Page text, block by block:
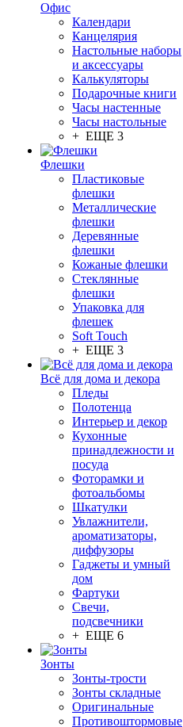
Офис
Календари
Канцелярия
Настольные наборы
и аксессуары
Калькуляторы
Подарочные книги
Часы настенные
Часы настольные
+ ЕЩЕ 3
Флешки
Пластиковые
флешки
Металлические
флешки
Деревянные
флешки
Кожаные флешки
Стеклянные
флешки
Упаковка для
флешек
Soft Touch
+ ЕЩЕ 3
Всё для дома и декора
Пледы
Полотенца
Интерьер и декор
Кухонные
принадлежности и
посуда
Фоторамки и
фотоальбомы
Шкатулки
Увлажнители,
ароматизаторы,
диффузоры
Гаджеты и умный
дом
Фартуки
Свечи,
подсвечники
+ ЕЩЕ 6
Зонты
Зонты-трости
Зонты складные
Оригинальные
Противоштормовые